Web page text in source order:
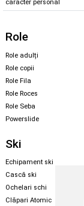
caracter personal
Role
Role adulți
Role copii
Role Fila
Role Roces
Role Seba
Powerslide
Ski
Echipament ski
Cască ski
Ochelari schi
Clăpari Atomic